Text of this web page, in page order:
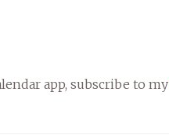
app, subscribe to my